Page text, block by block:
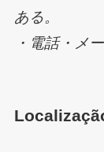
ある。
・電話・メ